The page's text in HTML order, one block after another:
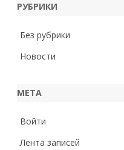
РУБРИКИ
Без рубрики
Новости
МЕТА
Войти
Лента записей